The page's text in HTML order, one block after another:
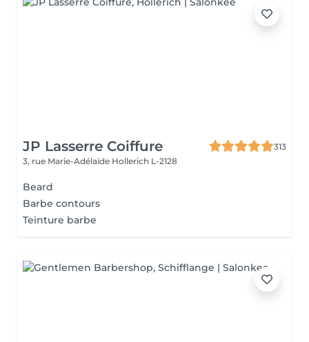
JP Lasserre Coiffure
313
3, rue Marie-Adélaïde Hollerich L-2128
Beard
Barbe contours
Teinture barbe